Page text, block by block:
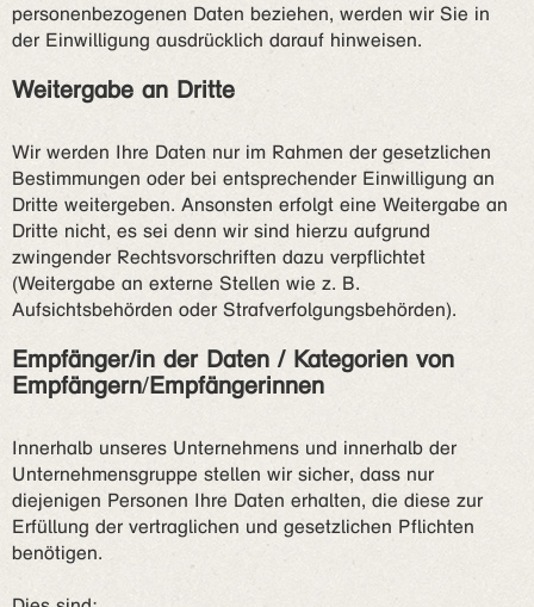
personenbezogenen Daten beziehen, werden wir Sie in
der Einwilligung ausdrücklich darauf hinweisen.
Weitergabe an Dritte
Wir werden Ihre Daten nur im Rahmen der gesetzlichen
Bestimmungen oder bei entsprechender Einwilligung an
Dritte weitergeben. Ansonsten erfolgt eine Weitergabe an
Dritte nicht, es sei denn wir sind hierzu aufgrund
zwingender Rechtsvorschriften dazu verpflichtet
(Weitergabe an externe Stellen wie z. B.
Aufsichtsbehörden oder Strafverfolgungsbehörden).
Empfänger/in der Daten / Kategorien von
Empfängern/Empfängerinnen
Innerhalb unseres Unternehmens und innerhalb der
Unternehmensgruppe stellen wir sicher, dass nur
diejenigen Personen Ihre Daten erhalten, die diese zur
Erfüllung der vertraglichen und gesetzlichen Pflichten
benötigen.